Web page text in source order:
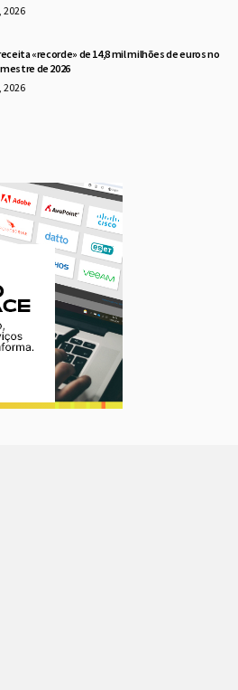
2026
«recorde» de 14,8 mil milhões de euros no
de 2026
2026